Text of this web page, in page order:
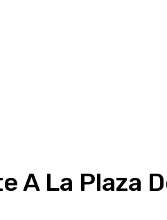
A La Plaza